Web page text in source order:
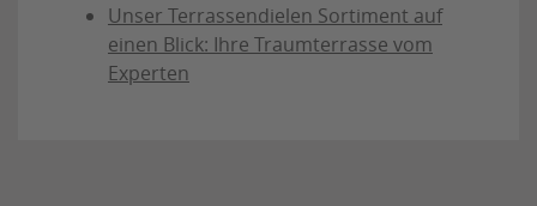
Unser Terrassendielen Sortiment auf
einen Blick: Ihre Traumterrasse vom
Experten